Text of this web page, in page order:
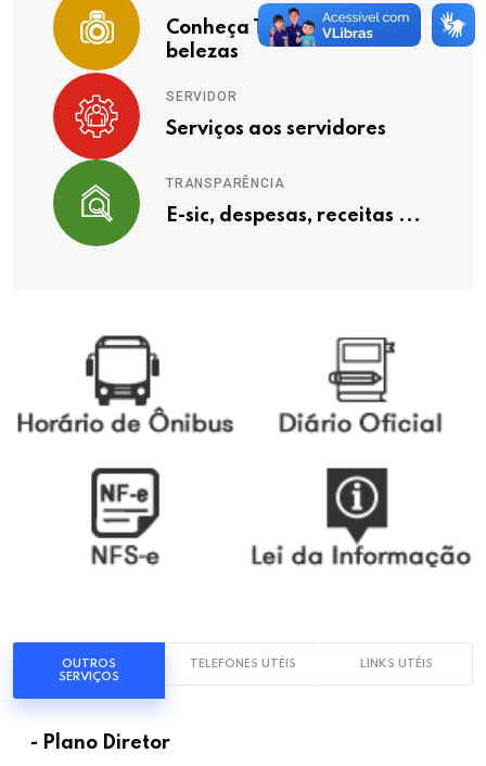
Conheça Timóteo e suas
belezas
SERVIDOR
Serviços aos servidores
TRANSPARÊNCIA
E-sic, despesas, receitas ...
OUTROS
SERVIÇOS
TELEFONES UTÉIS LINKS UTÉIS
- Plano Diretor